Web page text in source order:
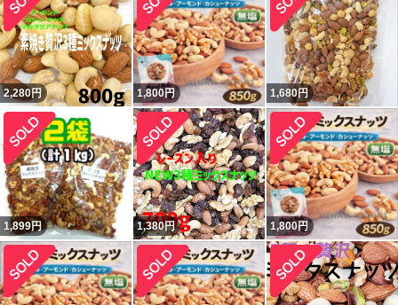
2,280円 1,800円 1,680円
1,899円 1,380円 1,800円